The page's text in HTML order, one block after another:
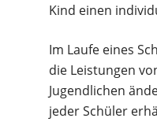
Kind einen
Im Laufe eines
die Leistungen
Jugendlichen
jeder Schüler